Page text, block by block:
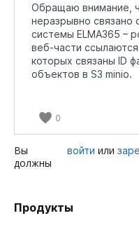
Обращаю внимание,
неразрывно связано
системы ELMA365 –
веб-части
которых связаны ID
объектов в S3 minio.
0
Вы
должны
войти или
Продукты